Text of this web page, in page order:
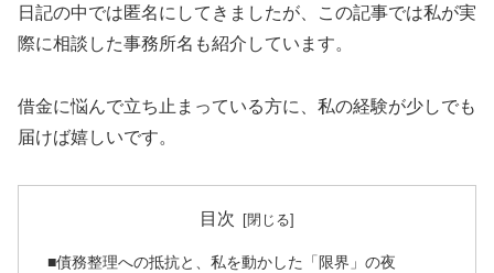
日記の中では匿名にしてきましたが、この記事では私が実
際に相談した事務所名も紹介しています。
借金に悩んで立ち止まっている方に、私の経験が少しでも
届けば嬉しいです。
目次
■債務整理への抵抗と、私を動かした「限界」の夜